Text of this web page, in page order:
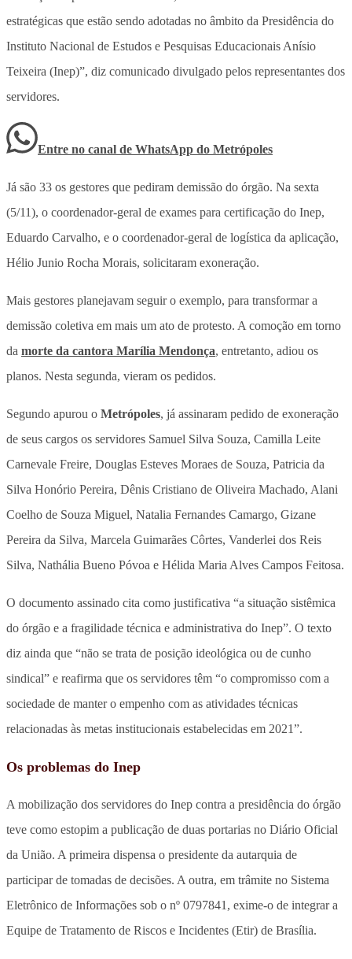
estratégicas que estão sendo adotadas no âmbito da Presidência do
Instituto Nacional de Estudos e Pesquisas Educacionais Anísio
Teixeira (Inep)”, diz comunicado divulgado pelos representantes dos
servidores.
Entre no canal de WhatsApp do Metrópoles
Já são 33 os gestores que pediram demissão do órgão. Na sexta
(5/11), o coordenador-geral de exames para certificação do Inep,
Eduardo Carvalho, e o coordenador-geral de logística da aplicação,
Hélio Junio Rocha Morais, solicitaram exoneração.
Mais gestores planejavam seguir o exemplo, para transformar a
demissão coletiva em mais um ato de protesto. A comoção em torno
da morte da cantora Marília Mendonça, entretanto, adiou os
planos. Nesta segunda, vieram os pedidos.
Segundo apurou o Metrópoles, já assinaram pedido de exoneração
de seus cargos os servidores Samuel Silva Souza, Camilla Leite
Carnevale Freire, Douglas Esteves Moraes de Souza, Patricia da
Silva Honório Pereira, Dênis Cristiano de Oliveira Machado, Alani
Coelho de Souza Miguel, Natalia Fernandes Camargo, Gizane
Pereira da Silva, Marcela Guimarães Côrtes, Vanderlei dos Reis
Silva, Nathália Bueno Póvoa e Hélida Maria Alves Campos Feitosa.
O documento assinado cita como justificativa “a situação sistêmica
do órgão e a fragilidade técnica e administrativa do Inep”. O texto
diz ainda que “não se trata de posição ideológica ou de cunho
sindical” e reafirma que os servidores têm “o compromisso com a
sociedade de manter o empenho com as atividades técnicas
relacionadas às metas institucionais estabelecidas em 2021”.
Os problemas do Inep
A mobilização dos servidores do Inep contra a presidência do órgão
teve como estopim a publicação de duas portarias no Diário Oficial
da União. A primeira dispensa o presidente da autarquia de
participar de tomadas de decisões. A outra, em trâmite no Sistema
Eletrônico de Informações sob o nº 0797841, exime-o de integrar a
Equipe de Tratamento de Riscos e Incidentes (Etir) de Brasília.